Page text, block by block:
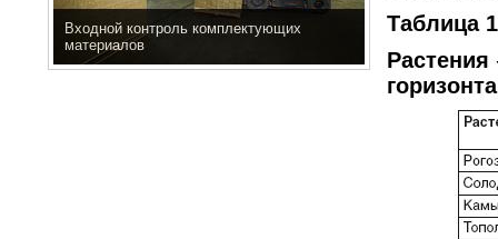
Входной контроль комплектующих
материалов
Таблица
Растения
горизонта